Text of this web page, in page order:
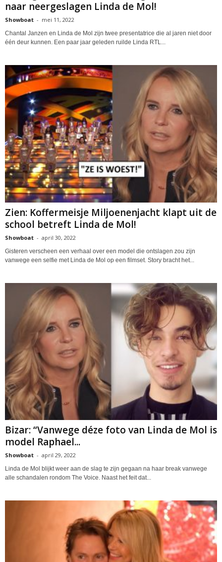
naar neergeslagen Linda de Mol!
Showboat - mei 11, 2022
Chantal Janzen en Linda de Mol zijn twee presentatrice die al jaren niet door
één deur kunnen. Een paar jaar geleden ruilde Linda RTL...
Zien: Koffermeisje Miljoenenjacht klapt uit de
school betreft Linda de Mol!
Showboat - april 30, 2022
Gisteren verscheen een verhaal over een model die ontslagen zou zijn
vanwege een selfie met Linda de Mol op een filmset. Story bracht het...
Bizar: “Vanwege déze foto van Linda de Mol is
model Raphael...
Showboat - april 29, 2022
Linda de Mol blijkt weer aan de slag te zijn gegaan na haar break vanwege
alle schandalen rondom The Voice. Naast het feit dat...